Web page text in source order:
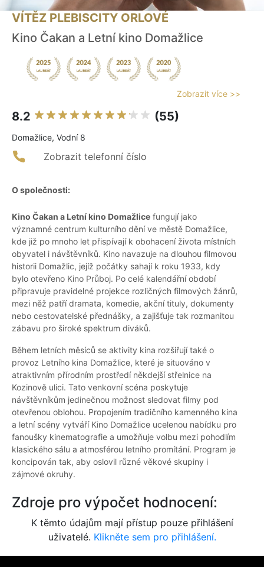
VÍTĚZ PLEBISCITY ORLOVÉ
Kino Čakan a Letní kino Domažlice
Zobrazit více >>
8.2 (55)
Domažlice, Vodní 8
Zobrazit telefonní číslo
O společnosti:
Kino Čakan a Letní kino Domažlice fungují jako
významné centrum kulturního dění ve městě Domažlice,
kde již po mnoho let přispívají k obohacení života místních
obyvatel i návštěvníků. Kino navazuje na dlouhou filmovou
historii Domažlic, jejíž počátky sahají k roku 1933, kdy
bylo otevřeno Kino Průboj. Po celé kalendářní období
připravuje pravidelné projekce rozličných filmových žánrů,
mezi něž patří dramata, komedie, akční tituly, dokumenty
nebo cestovatelské přednášky, a zajišťuje tak rozmanitou
zábavu pro široké spektrum diváků.
Během letních měsíců se aktivity kina rozšiřují také o
provoz Letního kina Domažlice, které je situováno v
atraktivním přírodním prostředí někdejší střelnice na
Kozinově ulici. Tato venkovní scéna poskytuje
návštěvníkům jedinečnou možnost sledovat filmy pod
otevřenou oblohou. Propojením tradičního kamenného kina
a letní scény vytváří Kino Domažlice ucelenou nabídku pro
fanoušky kinematografie a umožňuje volbu mezi pohodlím
klasického sálu a atmosférou letního promítání. Program je
koncipován tak, aby oslovil různé věkové skupiny i
zájmové okruhy.
Zdroje pro výpočet hodnocení:
K těmto údajům mají přístup pouze přihlášení
uživatelé. Klikněte sem pro přihlášení.